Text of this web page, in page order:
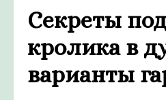
Секреты
кролика в
варианты